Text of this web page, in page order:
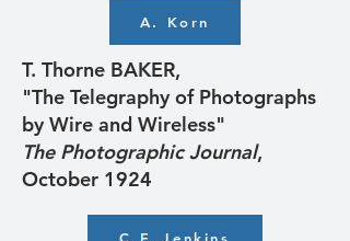
A. Korn
T. Thorne BAKER,
"The Telegraphy of Photographs
by Wire and Wireless"
The Photographic Journal,
October 1924